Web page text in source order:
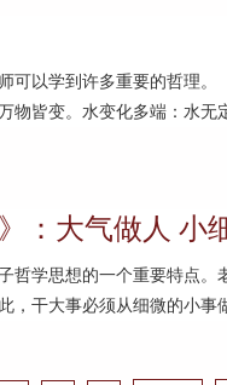
可以学到许多重要的哲
物皆变。水变化多端：水无
：大气做人 小
哲学思想的一个重要特点。
，干大事必须从细微的小